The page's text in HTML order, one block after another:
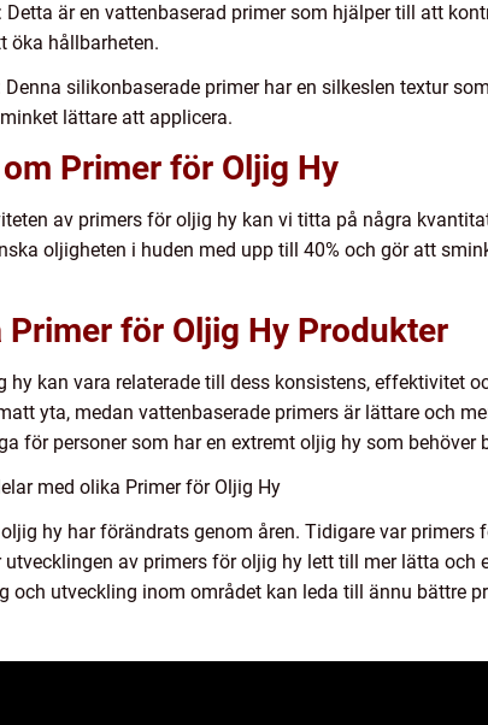
är en vattenbaserad primer som hjälper till att
öka hållbarheten.
silikonbaserade primer har en silkeslen textur
lättare att applicera.
Primer för Oljig Hy
av primers för oljig hy kan vi titta på några
oljigheten i huden med upp till 40% och gör att
för Oljig Hy Produkter
kan vara relaterade till dess konsistens, effektivitet
yta, medan vattenbaserade primers är lättare och
för personer som har en extremt oljig hy som behöver
med olika Primer för Oljig Hy
hy har förändrats genom åren. Tidigare var
utvecklingen av primers för oljig hy lett till mer lätta
och utveckling inom området kan leda till ännu bättre